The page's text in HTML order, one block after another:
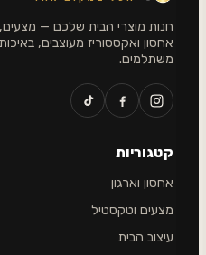
חנות מוצרי הבית שלכם —
אחסון ואקססוריז מעוצבים,
משתלמים.
קטגוריות
אחסון וארגון
מצעים וטקסטיל
עיצוב הבית